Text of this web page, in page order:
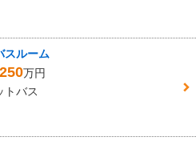
スルーム
250万円
トバス